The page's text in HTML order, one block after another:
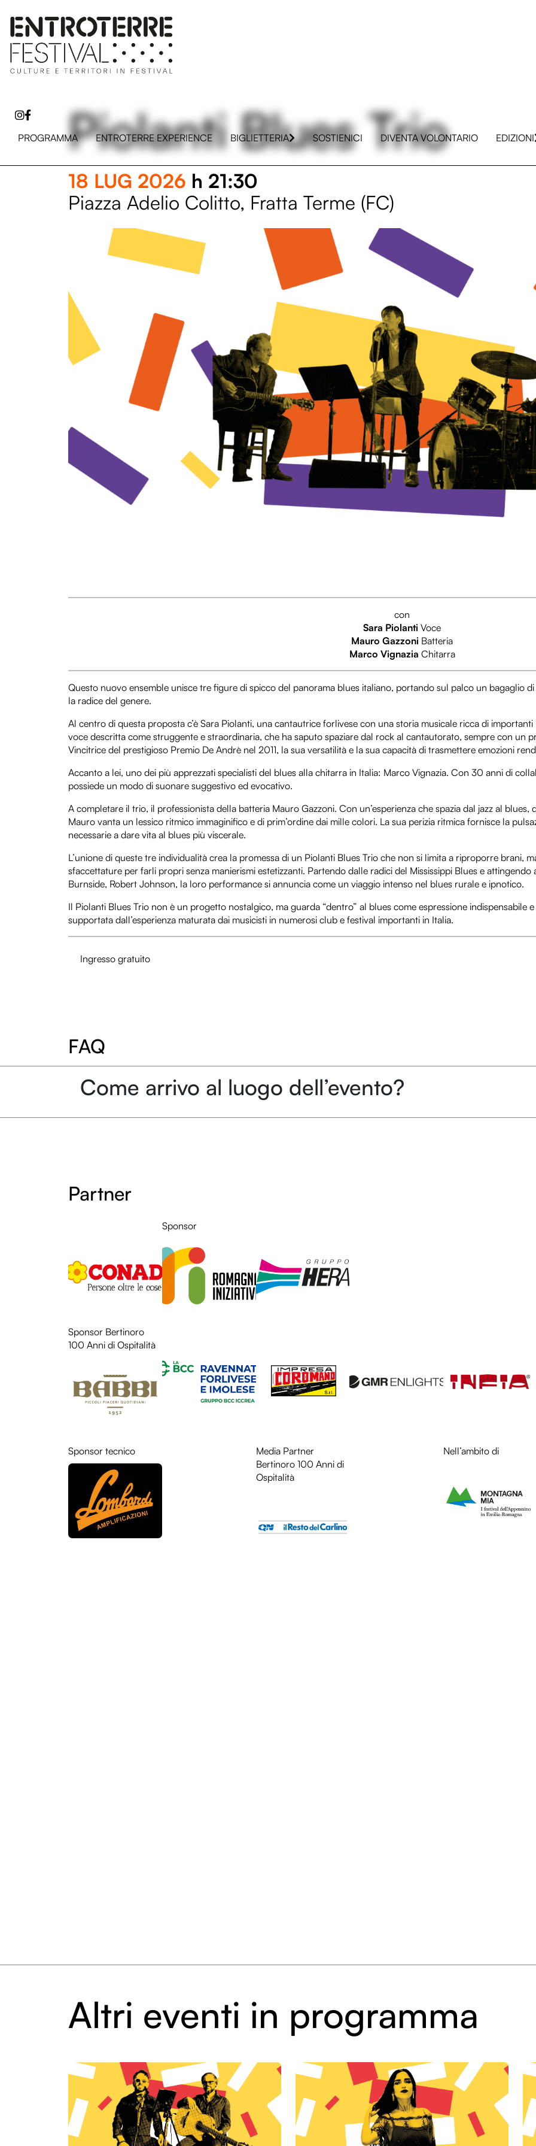
PROGRAMMA ENTROTERRE EXPERIENCE BIGLIETTERIA SOSTIENICI DIVENTA VOLONTARIO EDIZIONI
Piolanti Blues Trio
18 LUG 2026 h 21:30
Piazza Adelio Colitto, Fratta Terme (FC)
con
Sara Piolanti Voce
Mauro Gazzoni Batteria
Marco Vignazia Chitarra
Questo nuovo ensemble unisce tre figure di spicco del panorama blues italiano, portando sul palco un bagaglio
la radice del genere.
Al centro di questa proposta c’è Sara Piolanti, una cantautrice forlivese con una storia musicale ricca di
voce descritta come struggente e straordinaria, che ha saputo spaziare dal rock al cantautorato, sempre con un
Vincitrice del prestigioso Premio De Andrè nel 2011, la sua versatilità e la sua capacità di trasmettere emozioni
Accanto a lei, uno dei più apprezzati specialisti del blues alla chitarra in Italia: Marco Vignazia. Con 30 anni di
possiede un modo di suonare suggestivo ed evocativo.
A completare il trio, il professionista della batteria Mauro Gazzoni. Con un’esperienza che spazia dal jazz al
Mauro vanta un lessico ritmico immaginifico e di prim’ordine dai mille colori. La sua perizia ritmica fornisce la
necessarie a dare vita al blues più viscerale.
L’unione di queste tre individualità crea la promessa di un Piolanti Blues Trio che non si limita a riproporre brani,
sfaccettature per farli propri senza manierismi estetizzanti. Partendo dalle radici del Mississippi Blues e attingendo
Burnside, Robert Johnson, la loro performance si annuncia come un viaggio intenso nel blues rurale e ipnotico.
Il Piolanti Blues Trio non è un progetto nostalgico, ma guarda “dentro” al blues come espressione indispensabile
supportata dall’esperienza maturata dai musicisti in numerosi club e festival importanti in Italia.
Ingresso gratuito
FAQ
Come arrivo al luogo dell’evento?
Partner
Sponsor
Sponsor Bertinoro
100 Anni di Ospitalità
Sponsor tecnico
Media Partner
Bertinoro 100 Anni di
Ospitalità
Nell’ambito di
Altri eventi in programma